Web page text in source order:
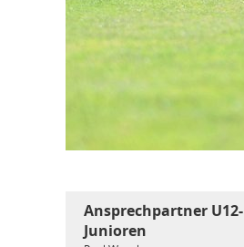
Ansprechpartner U12-
Junioren